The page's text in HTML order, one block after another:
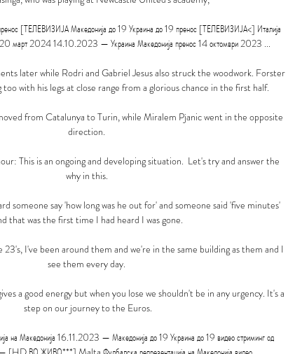
[ТЕЛЕВИЗИЈА Македонија до 19 Украина до 19 пренос [ТЕЛЕВИЗИЈА<] Италија
20 март 2024 14.10.2023 — Украина Македонија пренос 14 октомври 2023 ...
later while Rodri and Gabriel Jesus also struck the woodwork. Forster
with his legs at close range from a glorious chance in the first half.
from Catalunya to Turin, while Miralem Pjanic went in the opposite
direction.
This is an ongoing and developing situation.  Let's try and answer the
why in this.
someone say 'how long was he out for' and someone said 'five minutes'
that was the first time I had heard I was gone.
I've been around them and we're in the same building as them and I
see them every day.
a good energy but when you lose we shouldn't be in any urgency. It's a
step on our journey to the Euros.
на Македонија 16.11.2023 — Македонија до 19 Украина до 19 видео стриминг од